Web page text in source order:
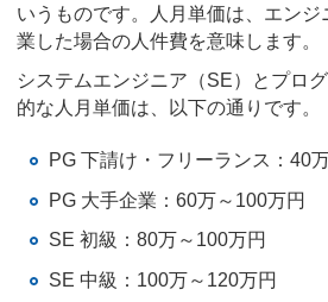
いうものです。人月単価は、エン
業した場合の人件費を意味します。
システムエンジニア（SE）とプロ
的な人月単価は、以下の通りです。
PG 下請け・フリーランス：40
PG 大手企業：60万～100万円
SE 初級：80万～100万円
SE 中級：100万～120万円